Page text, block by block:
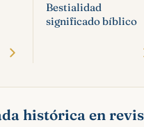
Bestialidad
significado bíblico
histórica en